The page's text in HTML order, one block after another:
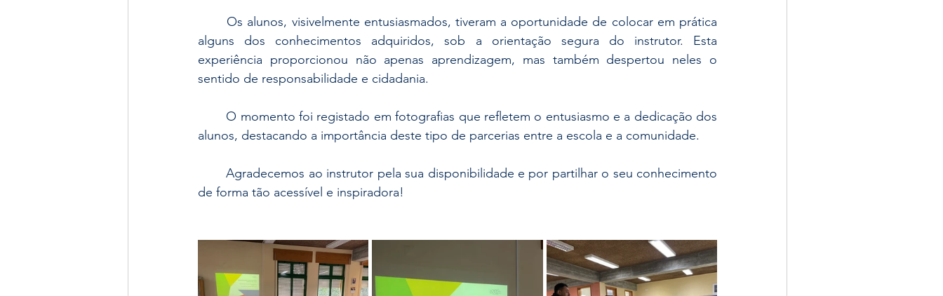
alguns dos conhecimentos adquiridos, sob a orientação segura do instrutor. Esta
experiência proporcionou não apenas aprendizagem, mas também despertou neles o
sentido de responsabilidade e cidadania.
alunos, destacando a importância deste tipo de parcerias entre a escola e a comunidade.
	Agradecemos ao instrutor pela sua disponibilidade e por partilhar o seu conhecimento
de forma tão acessível e inspiradora!